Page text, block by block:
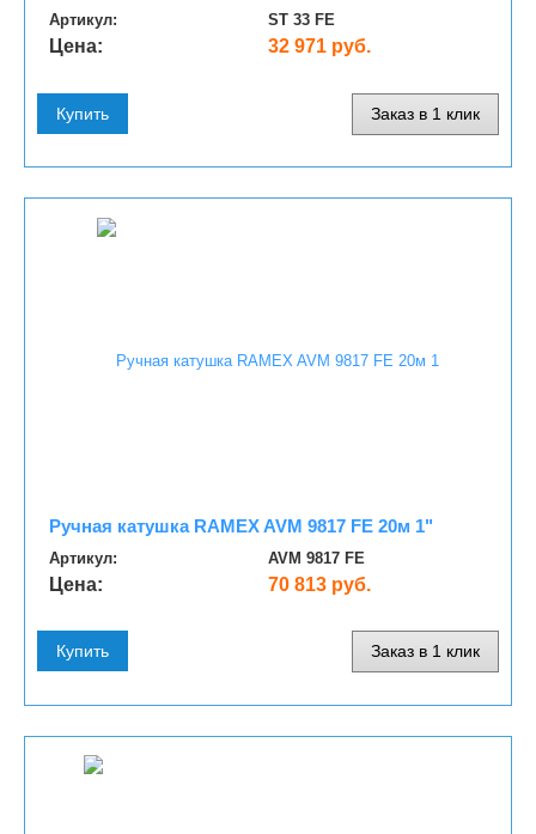
Артикул: ST 33 FE
Цена: 32 971 руб.
Купить Заказ в 1 клик
Ручная катушка RAMEX AVM 9817 FE 20м 1"
Артикул: AVM 9817 FE
Цена: 70 813 руб.
Купить Заказ в 1 клик